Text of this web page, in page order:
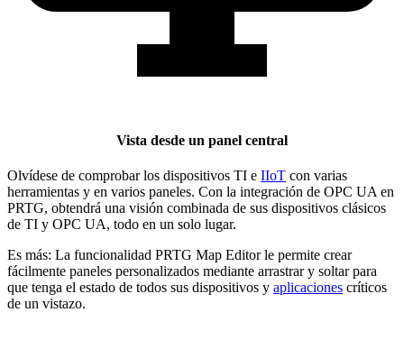
Vista desde un panel central
Olvídese de comprobar los dispositivos TI e IIoT con varias
herramientas y en varios paneles. Con la integración de OPC UA en
PRTG, obtendrá una visión combinada de sus dispositivos clásicos
de TI y OPC UA, todo en un solo lugar.
Es más: La funcionalidad PRTG Map Editor le permite crear
fácilmente paneles personalizados mediante arrastrar y soltar para
que tenga el estado de todos sus dispositivos y aplicaciones críticos
de un vistazo.